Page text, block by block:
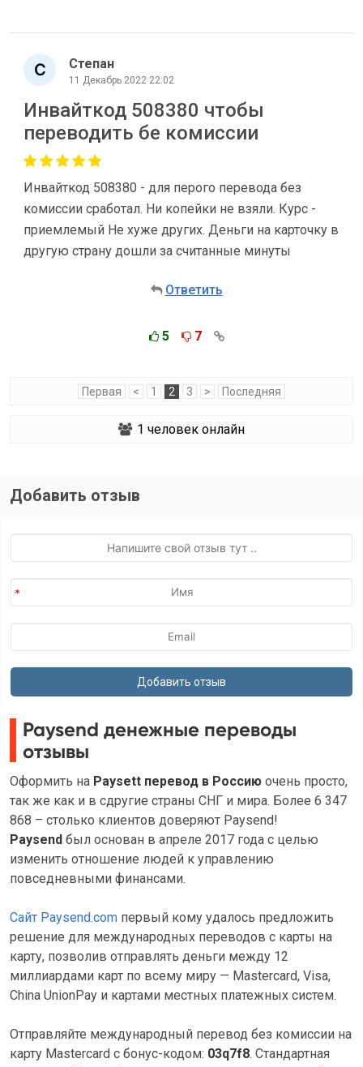
Степан
11 Декабрь 2022 22:02
Инвайткод 508380 чтобы
переводить бе комиссии
Инвайткод 508380 - для перого перевода без
комиссии сработал. Ни копейки не взяли. Курс -
приемлемый Не хуже других. Деньги на карточку в
другую страну дошли за считанные минуты
Ответить
5 7
Первая < 1 2 3 > Последняя
1 человек онлайн
Добавить отзыв
Paysend денежные переводы
отзывы
Оформить на Paysett перевод в Россию очень просто,
так же как и в сдругие страны СНГ и мира. Более 6 347
868 – столько клиентов доверяют Paysend!
Paysend был основан в апреле 2017 года с целью
изменить отношение людей к управлению
повседневными финансами.
Сайт Paysend.com первый кому удалось предложить
решение для международных переводов с карты на
карту, позволив отправлять деньги между 12
миллиардами карт по всему миру — Mastercard, Visa,
China UnionPay и картами местных платежных систем.
Отправляйте международный перевод без комиссии на
карту Mastercard с бонус-кодом: 03q7f8. Стандартная